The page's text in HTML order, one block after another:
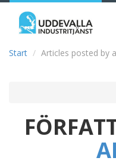
Start
Articles posted by